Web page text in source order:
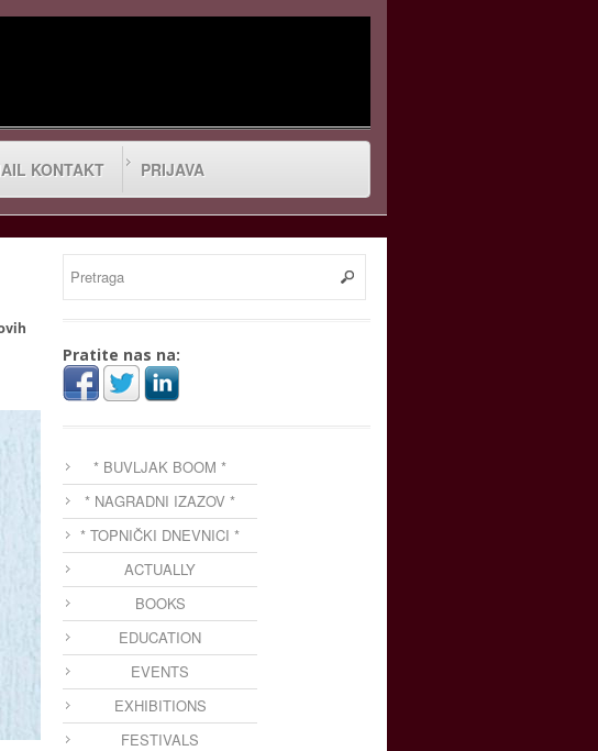
KONTAKT PRIJAVA
Pratite nas na:
* BUVLJAK BOOM *
* NAGRADNI IZAZOV *
* TOPNIČKI DNEVNICI *
ACTUALLY
BOOKS
EDUCATION
EVENTS
EXHIBITIONS
FESTIVALS